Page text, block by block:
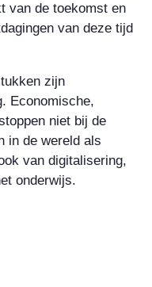
van de toekomst en
van deze tijd
zijn
Economische,
niet bij de
in de wereld als
van digitalisering,
onderwijs.